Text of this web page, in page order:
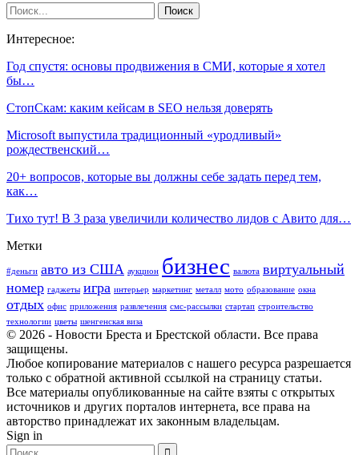
Интересное:
Год спустя: основы продвижения в СМИ, которые я хотел
бы…
СтопСкам: каким кейсам в SEO нельзя доверять
Microsoft выпустила традиционный «уродливый»
рождественский…
20+ вопросов, которые вы должны себе задать перед тем,
как…
Тихо тут! В 3 раза увеличили количество лидов с Авито для…
Метки
#деньги авто из США аукцион бизнес валюта виртуальный
номер гаджеты игра интерьер маркетинг металл мото образование окна
отдых офис приложения развлечения смс-рассылки стартап строительство
технологии цветы шенгенская виза
© 2026 - Новости Бреста и Брестской области. Все права
защищены.
Любое копирование материалов с нашего ресурса разрешается
только с обратной активной ссылкой на страницу статьи.
Все материалы опубликованные на сайте взяты с открытых
источников и других порталов интернета, все права на
авторство принадлежат их законным владельцам.
Sign in